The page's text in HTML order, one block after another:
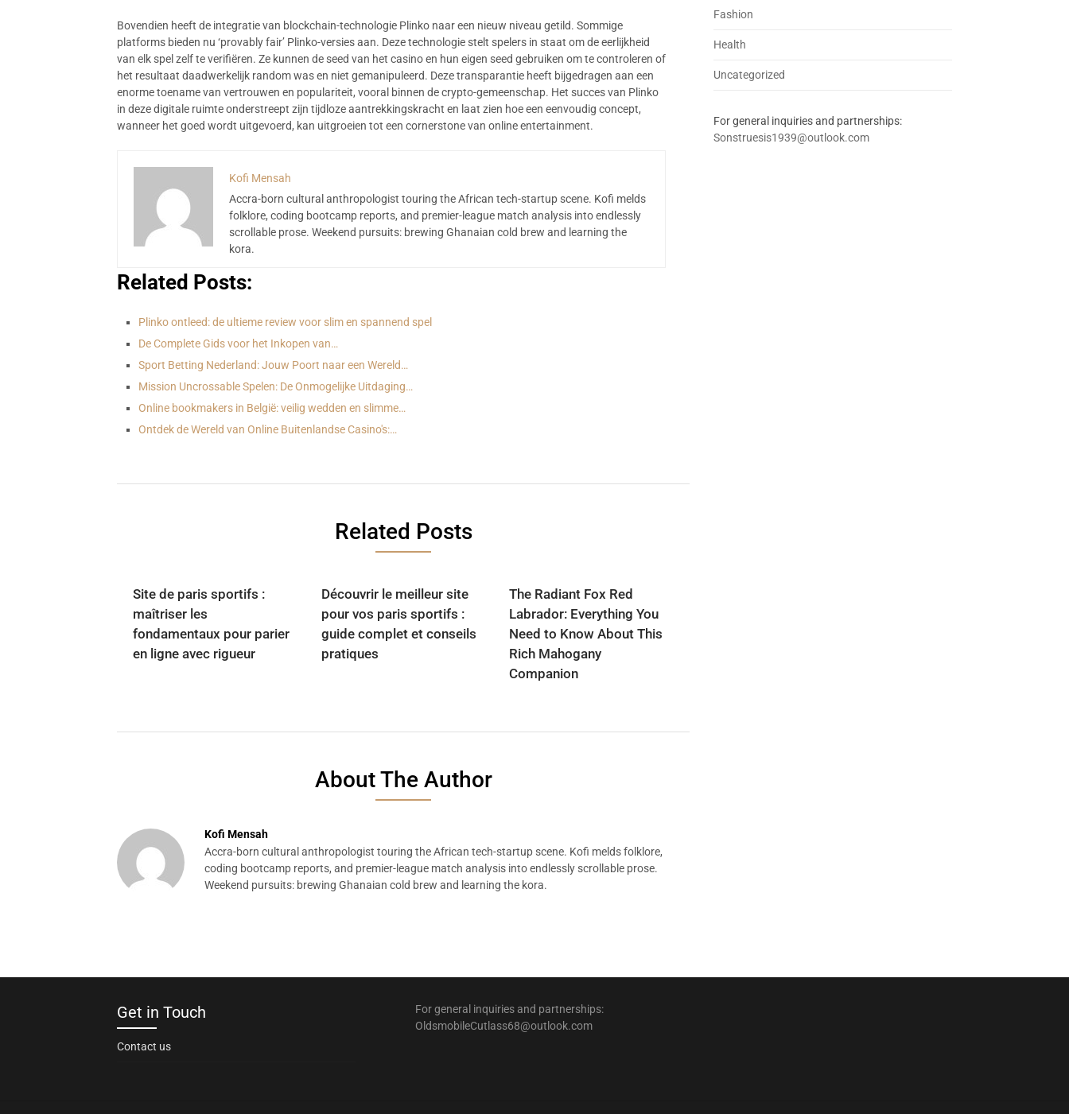
Bovendien heeft de integratie van blockchain-technologie Plinko naar een nieuw niveau getild. Sommige
platforms bieden nu ‘provably fair’ Plinko-versies aan. Deze technologie stelt spelers in staat om de eerlijkheid
van elk spel zelf te verifiëren. Ze kunnen de seed van het casino en hun eigen seed gebruiken om te controleren of
het resultaat daadwerkelijk random was en niet gemanipuleerd. Deze transparantie heeft bijgedragen aan een
enorme toename van vertrouwen en populariteit, vooral binnen de crypto-gemeenschap. Het succes van Plinko
in deze digitale ruimte onderstreept zijn tijdloze aantrekkingskracht en laat zien hoe een eenvoudig concept,
wanneer het goed wordt uitgevoerd, kan uitgroeien tot een cornerstone van online entertainment.
Kofi Mensah
Accra-born cultural anthropologist touring the African tech-startup scene. Kofi melds
folklore, coding bootcamp reports, and premier-league match analysis into endlessly
scrollable prose. Weekend pursuits: brewing Ghanaian cold brew and learning the
kora.
Related Posts:
Plinko ontleed: de ultieme review voor slim en spannend spel
De Complete Gids voor het Inkopen van…
Sport Betting Nederland: Jouw Poort naar een Wereld…
Mission Uncrossable Spelen: De Onmogelijke Uitdaging…
Online bookmakers in België: veilig wedden en slimme…
Ontdek de Wereld van Online Buitenlandse Casino's:…
Related Posts
Site de paris sportifs :
maîtriser les
fondamentaux pour parier
en ligne avec rigueur
Découvrir le meilleur site
pour vos paris sportifs :
guide complet et conseils
pratiques
The Radiant Fox Red
Labrador: Everything You
Need to Know About This
Rich Mahogany
Companion
About The Author
Kofi Mensah
Accra-born cultural anthropologist touring the African tech-startup scene. Kofi melds folklore,
coding bootcamp reports, and premier-league match analysis into endlessly scrollable prose.
Weekend pursuits: brewing Ghanaian cold brew and learning the kora.
Fashion
Health
Uncategorized
For general inquiries and partnerships:
Sonstruesis1939@outlook.com
Get in Touch
Contact us
For general inquiries and partnerships:
OldsmobileCutlass68@outlook.com